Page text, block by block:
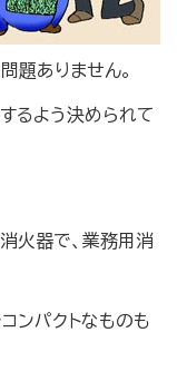
題ありません。
よう決められて
火器で、業務用消
ンパクトなものも